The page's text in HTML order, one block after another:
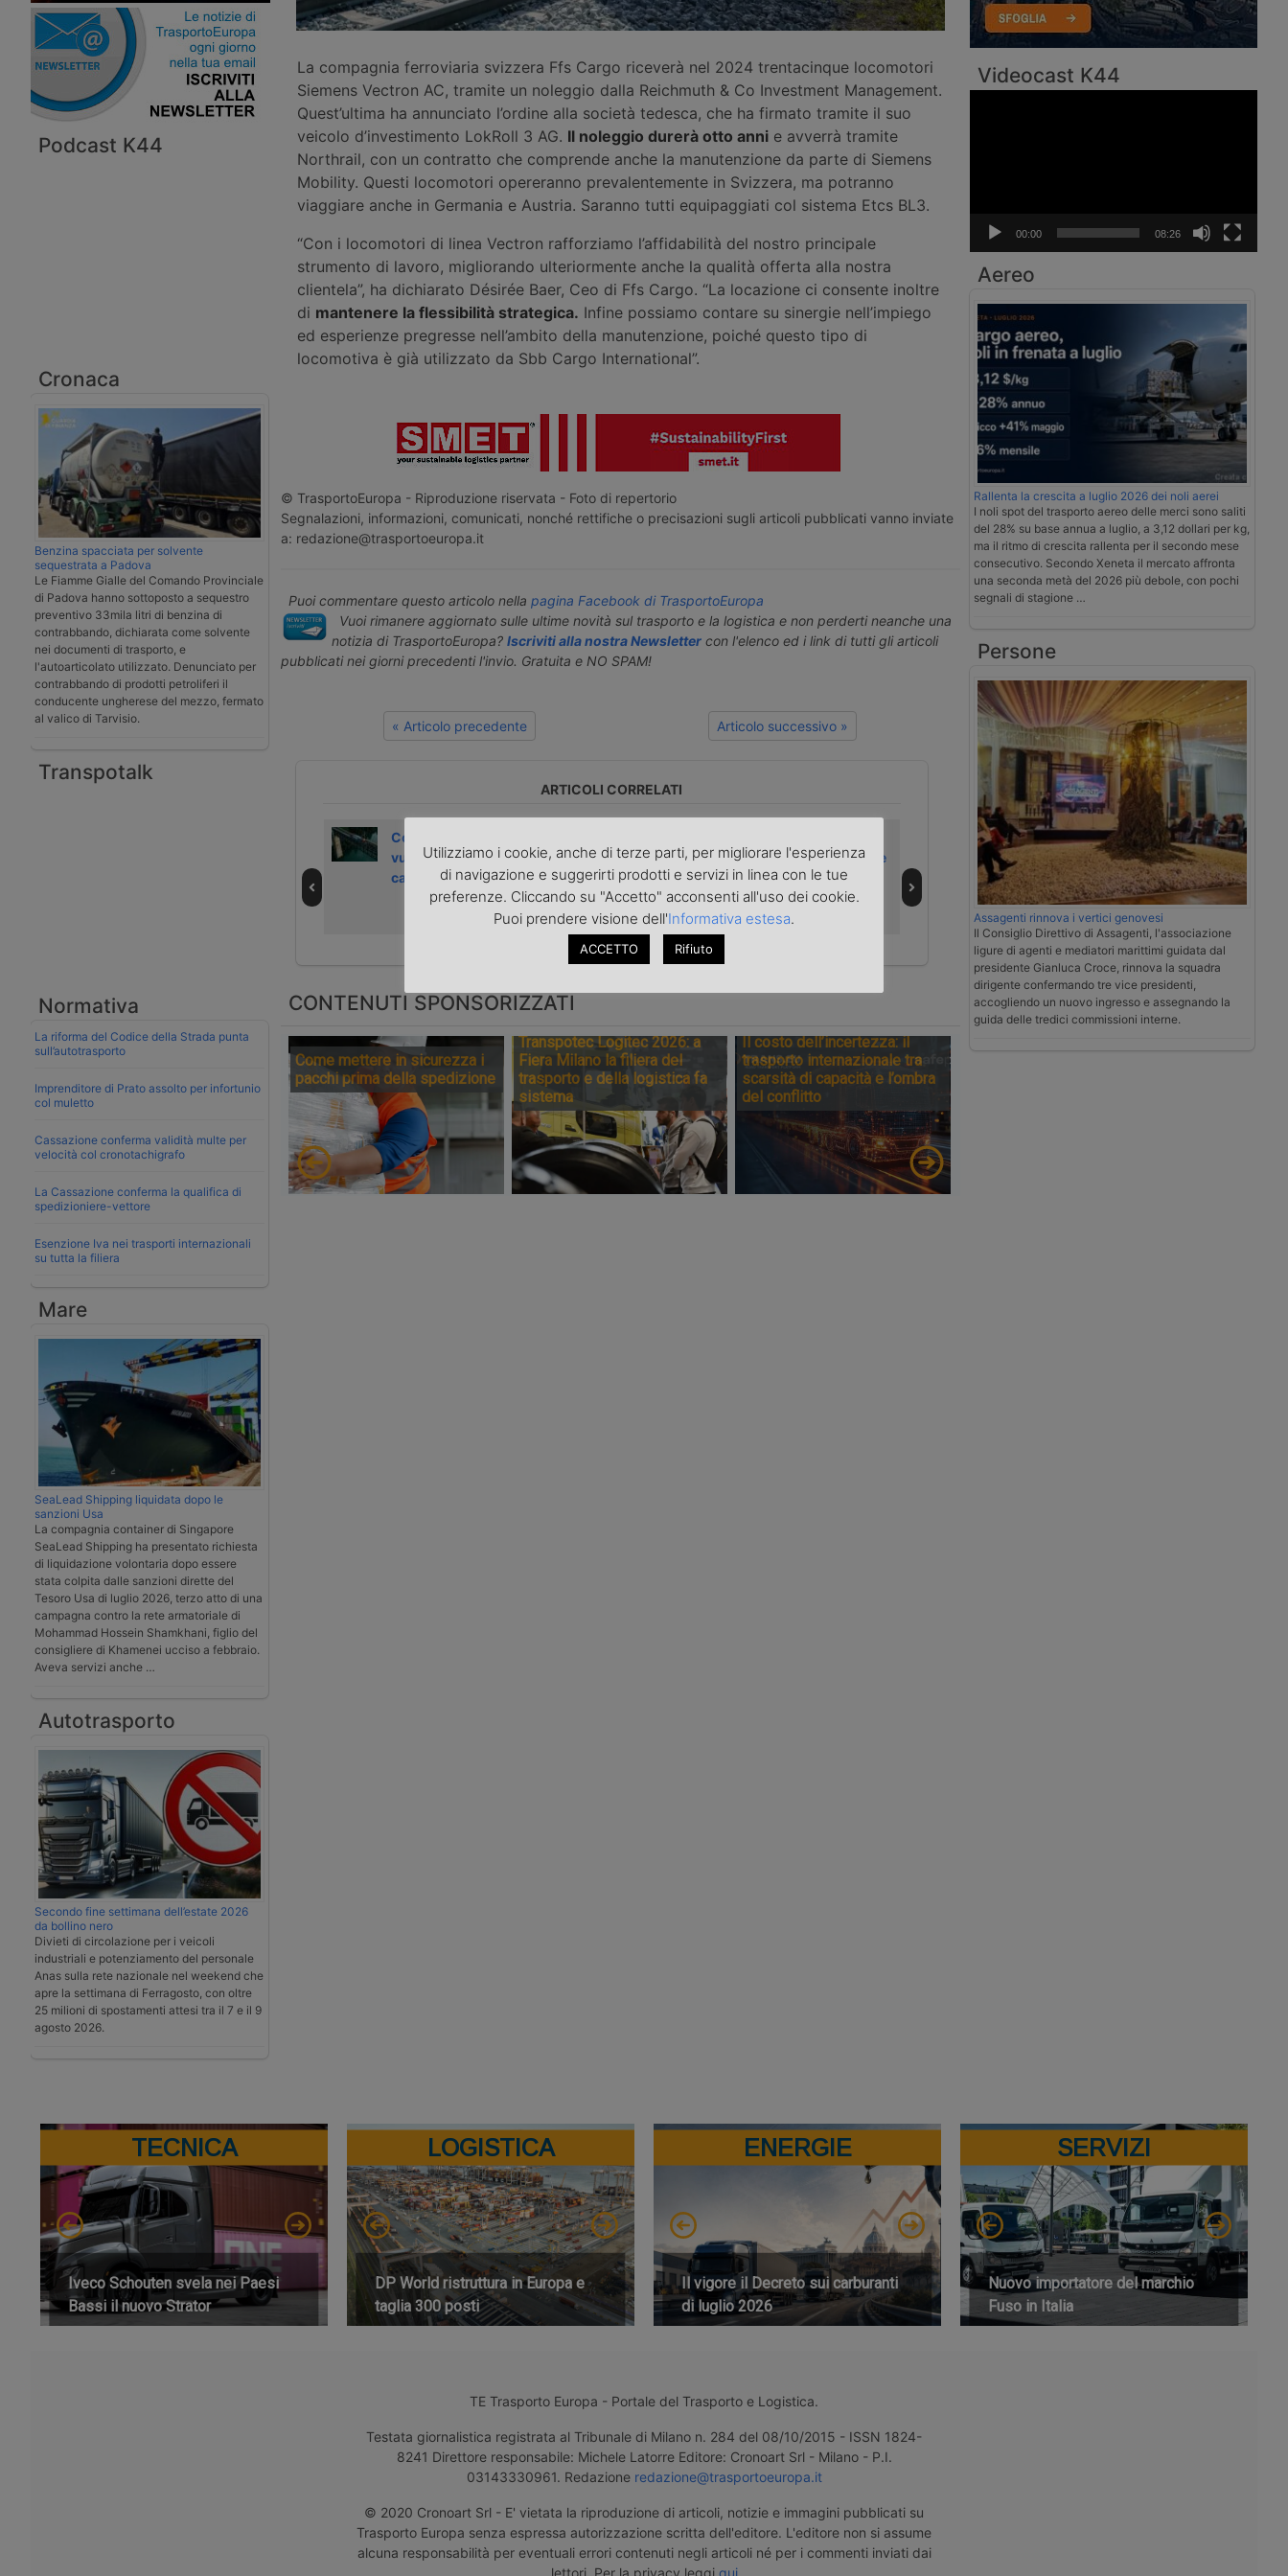
Podcast K44
Cronaca
Benzina spacciata per solvente
sequestrata a Padova
Le Fiamme Gialle del Comando Provinciale
di Padova hanno sottoposto a sequestro
preventivo 33mila litri di benzina di
contrabbando, dichiarata come solvente
nei documenti di trasporto, e
l'autoarticolato utilizzato. Denunciato per
contrabbando di prodotti petroliferi il
conducente ungherese del mezzo, fermato
al valico di Tarvisio.
Transpotalk
Normativa
La riforma del Codice della Strada punta
sull’autotrasporto
Imprenditore di Prato assolto per infortunio
col muletto
Cassazione conferma validità multe per
velocità col cronotachigrafo
La Cassazione conferma la qualifica di
spedizioniere-vettore
Esenzione Iva nei trasporti internazionali
su tutta la filiera
Mare
SeaLead Shipping liquidata dopo le
sanzioni Usa
La compagnia container di Singapore
SeaLead Shipping ha presentato richiesta
di liquidazione volontaria dopo essere
stata colpita dalle sanzioni dirette del
Tesoro Usa di luglio 2026, terzo atto di una
campagna contro la rete armatoriale di
Mohammad Hossein Shamkhani, figlio del
consigliere di Khamenei ucciso a febbraio.
Aveva servizi anche …
Autotrasporto
Secondo fine settimana dell’estate 2026
da bollino nero
Divieti di circolazione per i veicoli
industriali e potenziamento del personale
Anas sulla rete nazionale nel weekend che
apre la settimana di Ferragosto, con oltre
25 milioni di spostamenti attesi tra il 7 e il 9
agosto 2026.
La compagnia ferroviaria svizzera Ffs Cargo riceverà nel 2024 trentacinque locomotori
Siemens Vectron AC, tramite un noleggio dalla Reichmuth & Co Investment Management.
Quest’ultima ha annunciato l’ordine alla società tedesca, che ha firmato tramite il suo
veicolo d’investimento LokRoll 3 AG. Il noleggio durerà otto anni e avverrà tramite
Northrail, con un contratto che comprende anche la manutenzione da parte di Siemens
Mobility. Questi locomotori opereranno prevalentemente in Svizzera, ma potranno
viaggiare anche in Germania e Austria. Saranno tutti equipaggiati col sistema Etcs BL3.
“Con i locomotori di linea Vectron rafforziamo l’affidabilità del nostro principale
strumento di lavoro, migliorando ulteriormente anche la qualità offerta alla nostra
clientela”, ha dichiarato Désirée Baer, Ceo di Ffs Cargo. “La locazione ci consente inoltre
di mantenere la flessibilità strategica. Infine possiamo contare su sinergie nell’impiego
ed esperienze pregresse nell’ambito della manutenzione, poiché questo tipo di
locomotiva è già utilizzato da Sbb Cargo International”.
© TrasportoEuropa - Riproduzione riservata - Foto di repertorio
Segnalazioni, informazioni, comunicati, nonché rettifiche o precisazioni sugli articoli pubblicati vanno inviate
a: redazione@trasportoeuropa.it
Puoi commentare questo articolo nella pagina Facebook di TrasportoEuropa
Vuoi rimanere aggiornato sulle ultime novità sul trasporto e la logistica e non perderti neanche una
notizia di TrasportoEuropa? Iscriviti alla nostra Newslettercon l'elenco ed i link di tutti gli articoli
pubblicati nei giorni precedenti l'invio. Gratuita e NO SPAM!
« Articolo precedente Articolo successivo »
ARTICOLI CORRELATI
Come la Svizzera
vuole salvare il
carro singolo
sempre più in
crisi, chiude
anche lo scalo di
Briga
strategie diverse
sui carri singoli
Proteste in
Svizzera contro
la
ristrutturazione
di FFS Cargo
FFS Cargo
ristruttura i
servizi e riduce il
personale
CONTENUTI SPONSORIZZATI
Come mettere in sicurezza i
pacchi prima della spedizione
Transpotec Logitec 2026: a
Fiera Milano la filiera del
trasporto e della logistica fa
sistema
Il costo dell’incertezza: il
trasporto internazionale tra
scarsità di capacità e l’ombra
del conflitto
Videocast K44
00:00 08:26
Aereo
Rallenta la crescita a luglio 2026 dei noli aerei
I noli spot del trasporto aereo delle merci sono saliti
del 28% su base annua a luglio, a 3,12 dollari per kg,
ma il ritmo di crescita rallenta per il secondo mese
consecutivo. Secondo Xeneta il mercato affronta
una seconda metà del 2026 più debole, con pochi
segnali di stagione …
Persone
Assagenti rinnova i vertici genovesi
Il Consiglio Direttivo di Assagenti, l'associazione
ligure di agenti e mediatori marittimi guidata dal
presidente Gianluca Croce, rinnova la squadra
dirigente confermando tre vice presidenti,
accogliendo un nuovo ingresso e assegnando la
guida delle tredici commissioni interne.
TECNICA
Iveco Schouten svela nei Paesi
Bassi il nuovo Strator
LOGISTICA
DP World ristruttura in Europa e
taglia 300 posti
ENERGIE
Il vigore il Decreto sui carburanti
di luglio 2026
SERVIZI
Nuovo importatore del marchio
Fuso in Italia
TE Trasporto Europa - Portale del Trasporto e Logistica.
Testata giornalistica registrata al Tribunale di Milano n. 284 del 08/10/2015 - ISSN 1824-
8241 Direttore responsabile: Michele Latorre Editore: Cronoart Srl - Milano - P.I.
03143330961. Redazione redazione@trasportoeuropa.it
© 2020 Cronoart Srl - E' vietata la riproduzione di articoli, notizie e immagini pubblicati su
Trasporto Europa senza espressa autorizzazione scritta dell'editore. L'editore non si assume
alcuna responsabilità per eventuali errori contenuti negli articoli né per i commenti inviati dai
lettori. Per la privacy leggi qui
Utilizziamo i cookie, anche di terze parti, per migliorare l'esperienza
di navigazione e suggerirti prodotti e servizi in linea con le tue
preferenze. Cliccando su "Accetto" acconsenti all'uso dei cookie.
Puoi prendere visione dell'Informativa estesa.
ACCETTO Rifiuto